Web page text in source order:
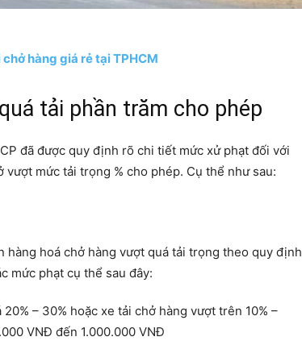
hàng giá rẻ tại TPHCM
tải phần trăm cho phép
đã được quy định rõ chi tiết mức xử phạt đối với
mức tải trọng % cho phép. Cụ thể như sau:
hoá chở hàng vượt quá tải trọng theo quy định
mức phạt cụ thể sau đây:
– 30% hoặc xe tải chở hàng vượt trên 10% –
VNĐ đến 1.000.000 VNĐ